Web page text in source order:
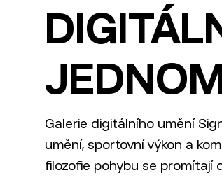
Galerie digitálního umění
umění, sportovní výkon a
filozofie pohybu se promítají